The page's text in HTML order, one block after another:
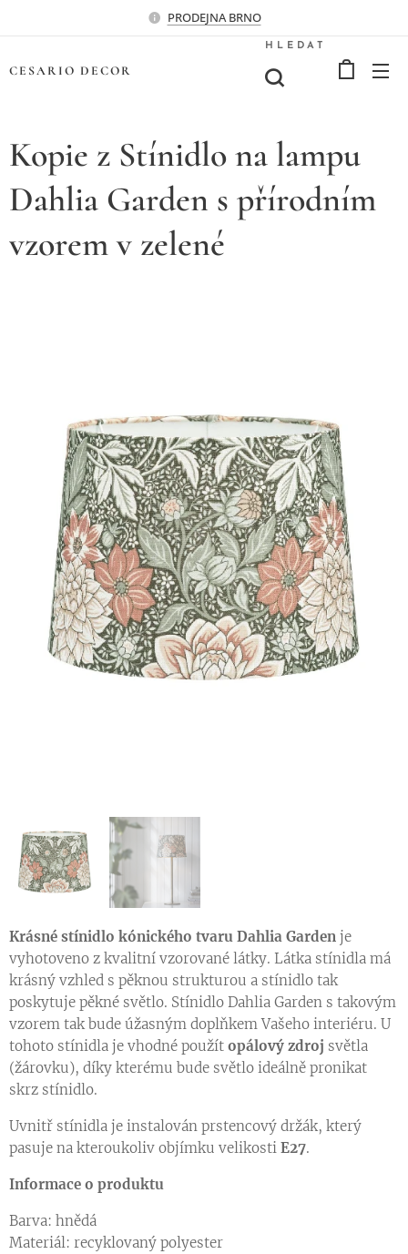
PRODEJNA BRNO
CESARIO DECOR
HLEDAT
Kopie z Stínidlo na lampu
Dahlia Garden s přírodním
vzorem v zelené
Krásné stínidlo kónického tvaru Dahlia Garden je
vyhotoveno z kvalitní vzorované látky. Látka stínidla má
krásný vzhled s pěknou strukturou a stínidlo tak
poskytuje pěkné světlo. Stínidlo Dahlia Garden s takovým
vzorem tak bude úžasným doplňkem Vašeho interiéru. U
tohoto stínidla je vhodné použít opálový zdroj světla
(žárovku), díky kterému bude světlo ideálně pronikat
skrz stínidlo.
Uvnitř stínidla je instalován prstencový držák, který
pasuje na kteroukoliv objímku velikosti E27.
Informace o produktu
Barva: hnědá
Materiál: recyklovaný polyester